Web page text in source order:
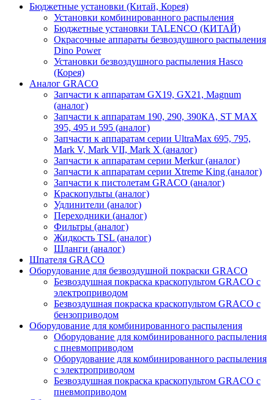
Бюджетные установки (Китай, Корея)
Установки комбинированного распыления
Бюджетные установки TALENCO (КИТАЙ)
Окрасочные аппараты безвоздушного распыления
Dino Power
Установки безвоздушного распыления Hasco
(Корея)
Аналог GRACO
Запчасти к аппаратам GX19, GX21, Magnum
(аналог)
Запчасти к аппаратам 190, 290, 390КА, ST MAX
395, 495 и 595 (аналог)
Запчасти к аппаратам серии UltraMax 695, 795,
Mark V, Mark VII, Mark X (аналог)
Запчасти к аппаратам серии Merkur (аналог)
Запчасти к аппаратам серии Xtreme King (аналог)
Запчасти к пистолетам GRACO (аналог)
Краскопульты (аналог)
Удлинители (аналог)
Переходники (аналог)
Фильтры (аналог)
Жидкость TSL (аналог)
Шланги (аналог)
Шпателя GRACO
Оборудование для безвоздушной покраски GRACO
Безвоздушная покраска краскопультом GRACO с
электроприводом
Безвоздушная покраска краскопультом GRACO с
бензоприводом
Оборудование для комбинированного распыления
Оборудование для комбинированного распыления
с пневмоприводом
Оборудование для комбинированного распыления
с электроприводом
Безвоздушная покраска краскопультом GRACO с
пневмоприводом